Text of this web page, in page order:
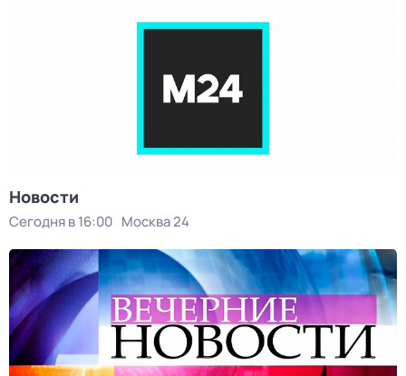
Новости
Сегодня в 16:00 Москва 24